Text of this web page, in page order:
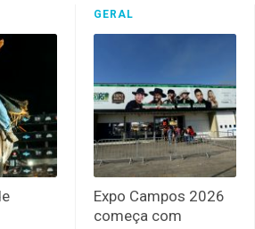
GERAL
Expo Campos 2026
começa com